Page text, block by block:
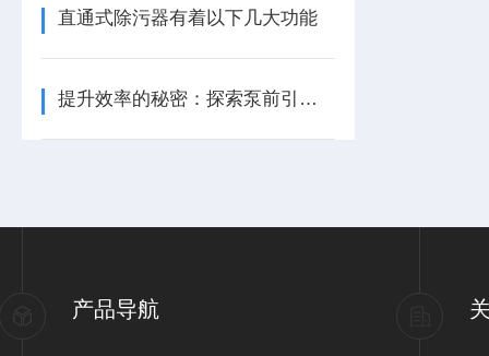
直通式除污器有着以下几大功能
提升效率的秘密：探索泵前引水罐的神奇作用
产品导航